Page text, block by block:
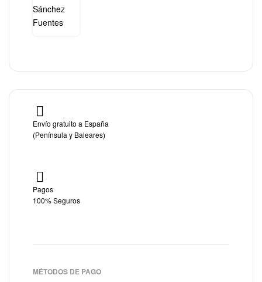
Envío gratuito a España
(Península y Baleares)
Pagos
100% Seguros
MÉTODOS DE PAGO